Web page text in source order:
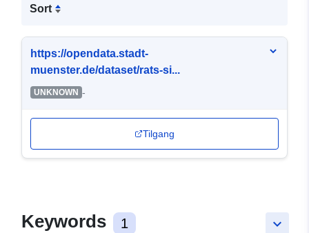
Sort
https://opendata.stadt-
muenster.de/dataset/rats-si...
UNKNOWN -
Tilgang
keyboard_arrow_down
Keywords 1